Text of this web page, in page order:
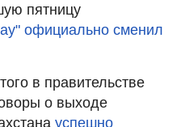
пятницу
официально сменил
в правительстве
о выходе
успешно